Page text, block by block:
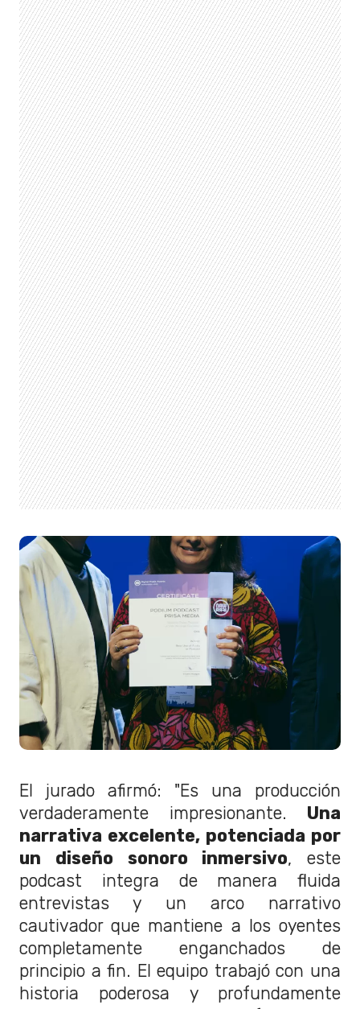
El jurado afirmó: "Es una producción
verdaderamente impresionante. Una
narrativa excelente, potenciada por
un diseño sonoro inmersivo, este
podcast integra de manera fluida
entrevistas y un arco narrativo
cautivador que mantiene a los oyentes
completamente enganchados de
principio a fin. El equipo trabajó con una
historia poderosa y profundamente